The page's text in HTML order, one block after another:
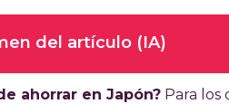
del artículo (IA)
de lectura completa del
ahorrar en Japón? Para